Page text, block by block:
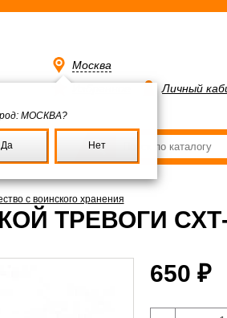
Москва
МОСКВА?
Да Нет
Личный
с воинского хранения
ТРЕВОГИ
650 ₽